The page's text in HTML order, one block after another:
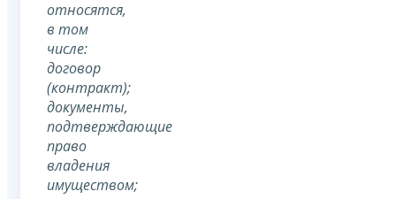
относятся,
в том
числе:
договор
(контракт);
документы,
подтверждающие
право
владения
имуществом;